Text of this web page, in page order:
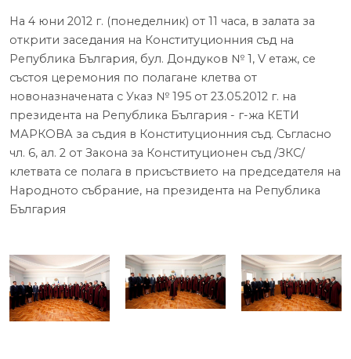
На 4 юни 2012 г. (понеделник) от 11 часа, в залата за
открити заседания на Конституционния съд на
Република България, бул. Дондуков № 1, V етаж, се
състоя церемония по полагане клетва от
новоназначената с Указ № 195 от 23.05.2012 г. на
президента на Република България - г-жа КЕТИ
МАРКОВА за съдия в Конституционния съд. Съгласно
чл. 6, ал. 2 от Закона за Конституционен съд /ЗКС/
клетвата се полага в присъствието на председателя на
Народното събрание, на президента на Република
България